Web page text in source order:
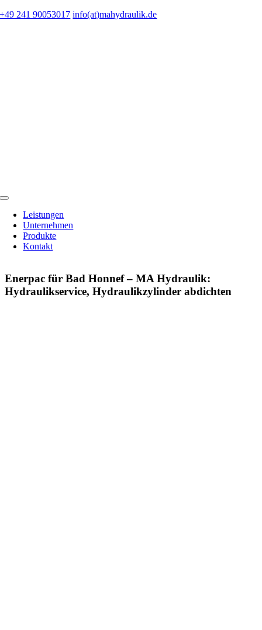
Zum
+49 241 90053017 info(at)mahydraulik.de
Toggle
NavigationLeistungen
Unternehmen
Produkte
Kontakt
Enerpac für Bad Honnef – MA Hydraulik:
Hydraulikservice, Hydraulikzylinder abdichten